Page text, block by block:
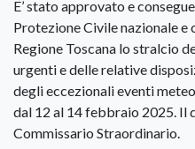
E’ stato approvato e
Protezione Civile nazionale
Regione Toscana lo stralcio
urgenti e delle relative
degli eccezionali eventi
dal 12 al 14 febbraio 2025. Il
Commissario Straordinario.